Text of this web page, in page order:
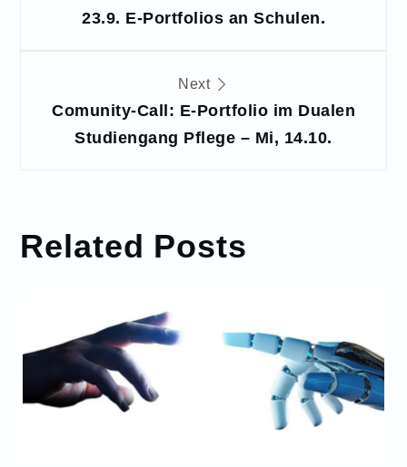
23.9. E-Portfolios an Schulen.
Next
Comunity-Call: E-Portfolio im Dualen
Studiengang Pflege – Mi, 14.10.
Related Posts